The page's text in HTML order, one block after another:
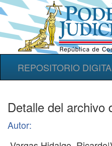
REPOSITORIO
Detalle del archivo
Autor: